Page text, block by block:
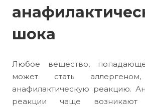
шока
Любое вещество,
может стать
анафилактическую реакцию.
реакции чаще